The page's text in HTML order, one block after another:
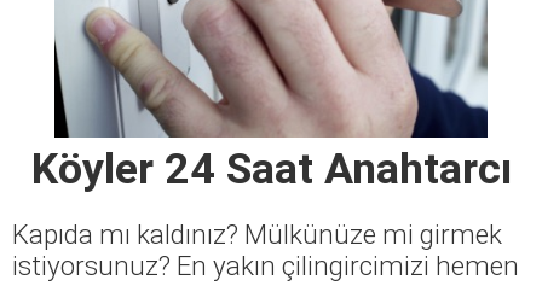
Köyler 24 Saat Anahtarcı
Kapıda mı kaldınız? Mülkünüze mi girmek
istiyorsunuz? En yakın çilingircimizi hemen